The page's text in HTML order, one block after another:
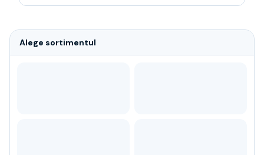
Gin
TequilaAlege sortimentul